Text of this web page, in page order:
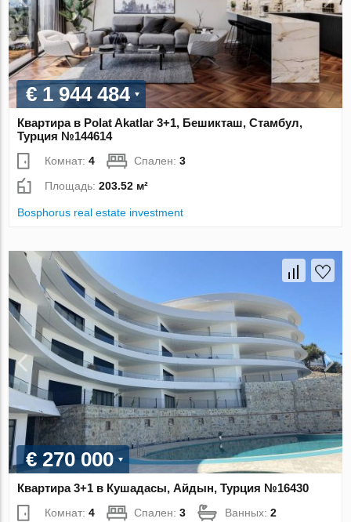
€ 1 944 484
Квартира в Polat Akatlar 3+1, Бешикташ, Стамбул,
Турция №144614
Комнат:4 Спален:3
Площадь:203.52 м²
Bosphorus real estate investment
€ 270 000
Квартира 3+1 в Кушадасы, Айдын, Турция №16430
Комнат:4 Спален:3 Ванных:2